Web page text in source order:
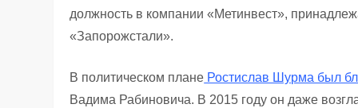
должность в компании «Метинвест»,
«Запорожстали».
В политическом плане Ростислав Шурма был
Вадима Рабиновича. В 2015 году он даже